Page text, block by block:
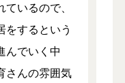
いるので、
をするという
んでいく中
さんの雰囲気